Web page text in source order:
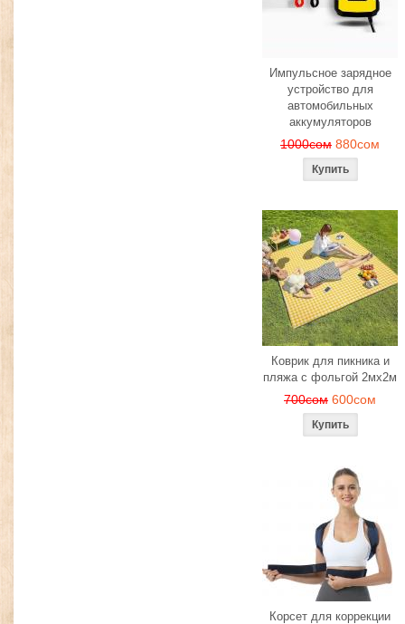
Импульсное зарядное
устройство для
автомобильных
аккумуляторов
1000сом 880сом
Коврик для пикника и
пляжа с фольгой 2мх2м
700сом 600сом
Корсет для коррекции